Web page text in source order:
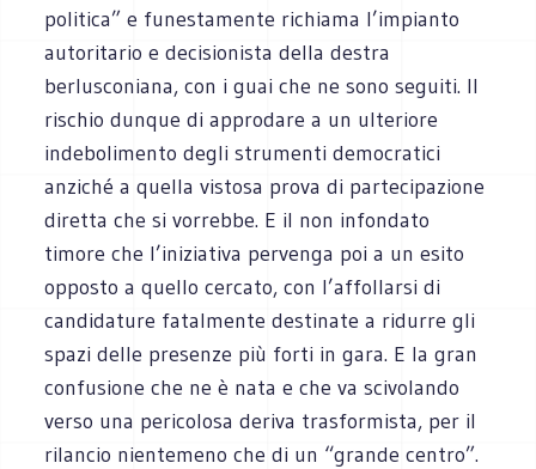
politica” e funestamente richiama l’impianto
autoritario e decisionista della destra
berlusconiana, con i guai che ne sono seguiti. Il
rischio dunque di approdare a un ulteriore
indebolimento degli strumenti democratici
anziché a quella vistosa prova di partecipazione
diretta che si vorrebbe. E il non infondato
timore che l’iniziativa pervenga poi a un esito
opposto a quello cercato, con l’affollarsi di
candidature fatalmente destinate a ridurre gli
spazi delle presenze più forti in gara. E la gran
confusione che ne è nata e che va scivolando
verso una pericolosa deriva trasformista, per il
rilancio nientemeno che di un “grande centro”.